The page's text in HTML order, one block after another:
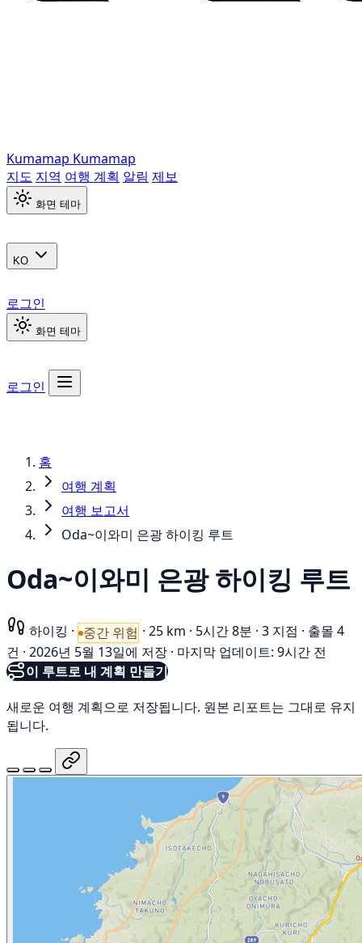
Kumamap Kumamap
지도 지역 여행 계획 알림 제보
화면 테마
KO
로그인
화면 테마
로그인
홈
여행 계획
여행 보고서
Oda~이와미 은광 하이킹 루트
Oda~이와미 은광 하이킹 루트
하이킹 · 중간 위험 · 25 km · 5시간 8분 · 3 지점 · 출몰 4
건 · 2026년 5월 13일에 저장 · 마지막 업데이트: 9시간 전
이 루트로 내 계획 만들기
새로운 여행 계획으로 저장됩니다. 원본 리포트는 그대로 유지
됩니다.